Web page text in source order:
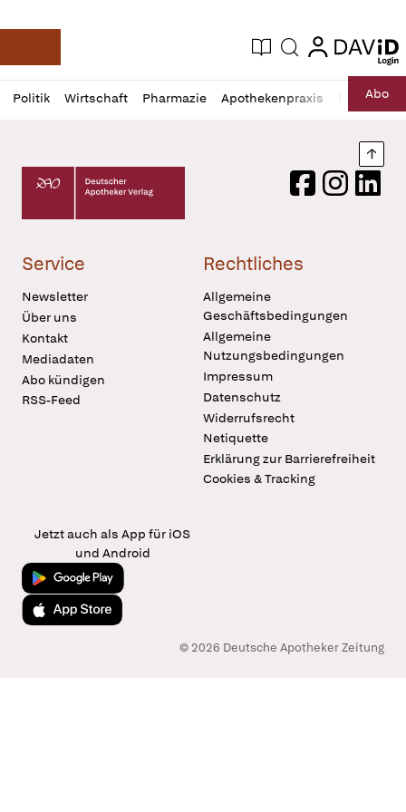
Deutsche Apotheker Zeitung
Aktuelle Ausgabe
Suche login
login
Politik Wirtschaft Pharmazie Apothekenpraxis RechtAbo
Profil
öffnen
Daz
Pur
Deutscher Apotheker Verlag Logo
FacebookInstagram
Service
Newsletter
Über uns
Kontakt
Mediadaten
Abo kündigen
RSS-Feed
Rechtliches
Allgemeine
Geschäftsbedingungen
Allgemeine
Nutzungsbedingungen
Impressum
Datenschutz
Widerrufsrecht
Netiquette
Erklärung zur Barrierefreiheit
Cookies & Tracking
Jetzt auch als App für iOS
und Android
Jetzt bei Google Play
Laden im App Store
© 2026 Deutsche Apotheker Zeitung